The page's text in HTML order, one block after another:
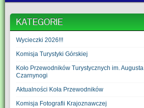
KATEGORIE
Wycieczki 2026!!!
Komisja Turystyki Górskiej
Koło Przewodników Turystycznych im. Augusta
Czarnynogi
Aktualności Koła Przewodników
Komisja Fotografii Krajoznawczej